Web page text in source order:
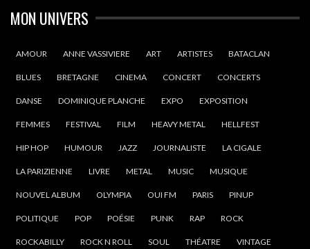
MON UNIVERS
AMOUR ANNE VASSIVIERE ART ARTISTES BATACLAN
BLUES BRETAGNE CINEMA CONCERT CONCERTS
DANSE DOMINIQUE PLANCHE EXPO EXPOSITION
FEMMES FESTIVAL FILM HEAVY METAL HELLFEST
HIP HOP HUMOUR JAZZ JOURNALISTE LA CIGALE
LA PARIZIENNE LIVRE METAL MUSIC MUSIQUE
NOUVEL ALBUM OLYMPIA OUI FM PARIS PINUP
POLITIQUE POP POÉSIE PUNK RAP ROCK
ROCKABILLY ROCK N ROLL SOUL THÉATRE VINTAGE